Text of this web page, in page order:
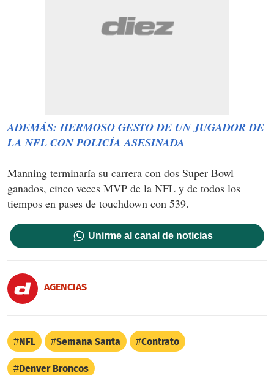
ADEMÁS: HERMOSO GESTO DE UN JUGADOR DE
LA NFL CON POLICÍA ASESINADA
Manning terminaría su carrera con dos Super Bowl
ganados, cinco veces MVP de la NFL y de todos los
tiempos en pases de touchdown con 539.
Unirme al canal de noticias
AGENCIAS
NFL Semana Santa Contrato
Denver Broncos